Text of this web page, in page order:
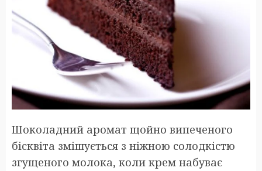
Шоколадний аромат щойно випеченого
бісквіта змішується з ніжною солодкістю
згущеного молока, коли крем набуває